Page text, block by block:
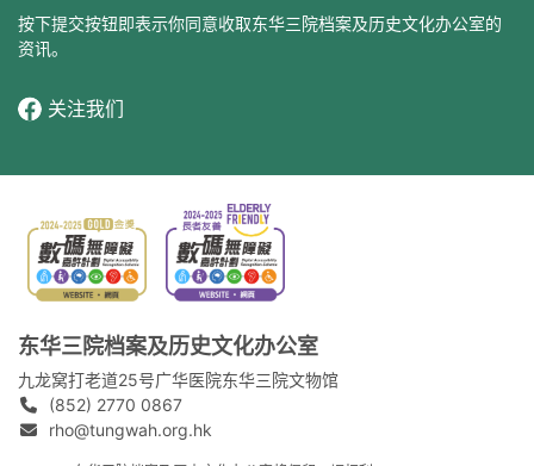
按下提交按钮即表示你同意收取东华三院档案及历史文化办公室的
资讯。
关注我们
东华三院档案及历史文化办公室
九龙窝打老道25号广华医院东华三院文物馆
(852) 2770 0867
rho@tungwah.org.hk